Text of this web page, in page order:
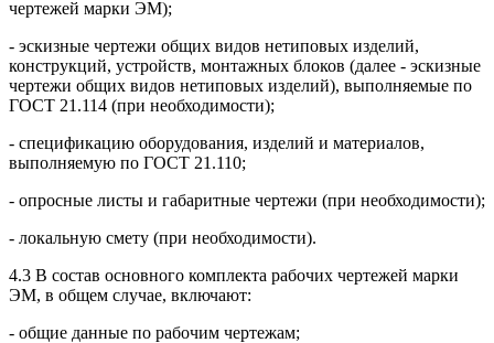
чертежей марки ЭМ);
- эскизные чертежи общих видов нетиповых изделий,
конструкций, устройств, монтажных блоков (далее - эскизные
чертежи общих видов нетиповых изделий), выполняемые по
ГОСТ 21.114 (при необходимости);
- спецификацию оборудования, изделий и материалов,
выполняемую по ГОСТ 21.110;
- опросные листы и габаритные чертежи (при необходимости);
- локальную смету (при необходимости).
4.3 В состав основного комплекта рабочих чертежей марки
ЭМ, в общем случае, включают:
- общие данные по рабочим чертежам;